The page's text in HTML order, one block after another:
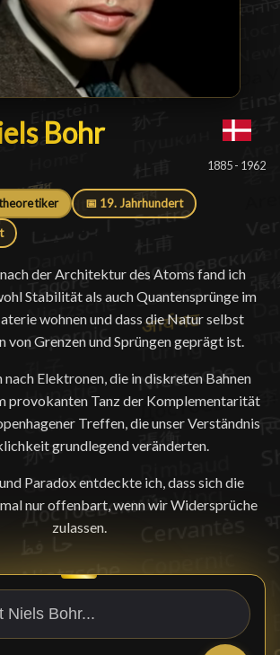
Bohr
Bohr█
1885 - 1962
📅 19. Jahrhundert
der Architektur des Atoms fand ich
Stabilität als auch Quantensprünge im
wohnen und dass die Natur selbst
von Grenzen und Sprüngen geprägt ist.
nach Elektronen, die in diskreten Bahnen
provokanten Tanz der Komplementarität
Treffen, die unser Verständnis
grundlegend veränderten.
Paradox entdeckte ich, dass sich die
nur offenbart, wenn wir Widersprüche
zulassen.